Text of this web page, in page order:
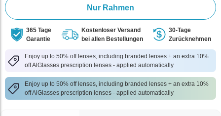
Nur Rahmen
365 Tage
Garantie
Kostenloser Versand
bei allen Bestellungen
30-Tage
Zurücknehmen
Enjoy up to 50% off lenses, including branded lenses + an extra 10%
off AlGlasses prescription lenses - applied automatically
Enjoy up to 50% off lenses, including branded lenses + an extra 10%
off AlGlasses prescription lenses - applied automatically